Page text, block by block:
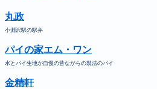
丸政
小淵沢駅の駅弁
パイの家エム・ワン
水とパイ生地が自慢の昔ながらの製法のパイ
金精軒